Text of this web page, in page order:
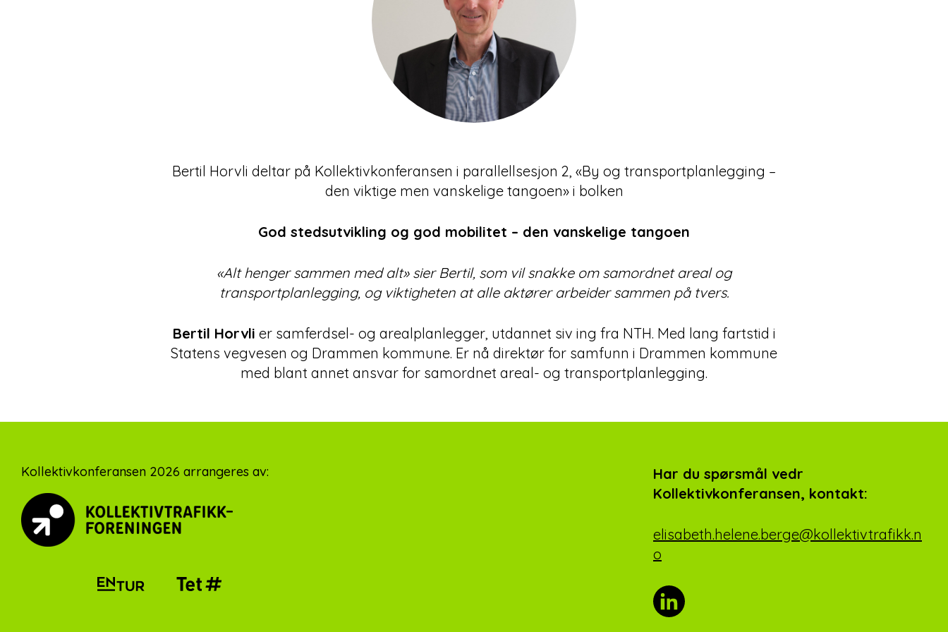
Bertil Horvli deltar på Kollektivkonferansen i parallellsesjon 2, «By og transportplanlegging –
den viktige men vanskelige tangoen» i bolken
God stedsutvikling og god mobilitet – den vanskelige tangoen
«Alt henger sammen med alt» sier Bertil, som vil snakke om samordnet areal og
transportplanlegging, og viktigheten at alle aktører arbeider sammen på tvers.
Bertil Horvli er samferdsel- og arealplanlegger, utdannet siv ing fra NTH. Med lang fartstid i
Statens vegvesen og Drammen kommune. Er nå direktør for samfunn i Drammen kommune
med blant annet ansvar for samordnet areal- og transportplanlegging.
Footer
Kollektivkonferansen 2026 arrangeres av:
Har du spørsmål vedr
Kollektivkonferansen, kontakt:
elisabeth.helene.berge@kollektivtrafikk.n
o